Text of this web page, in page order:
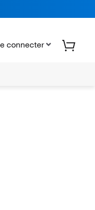
connecter